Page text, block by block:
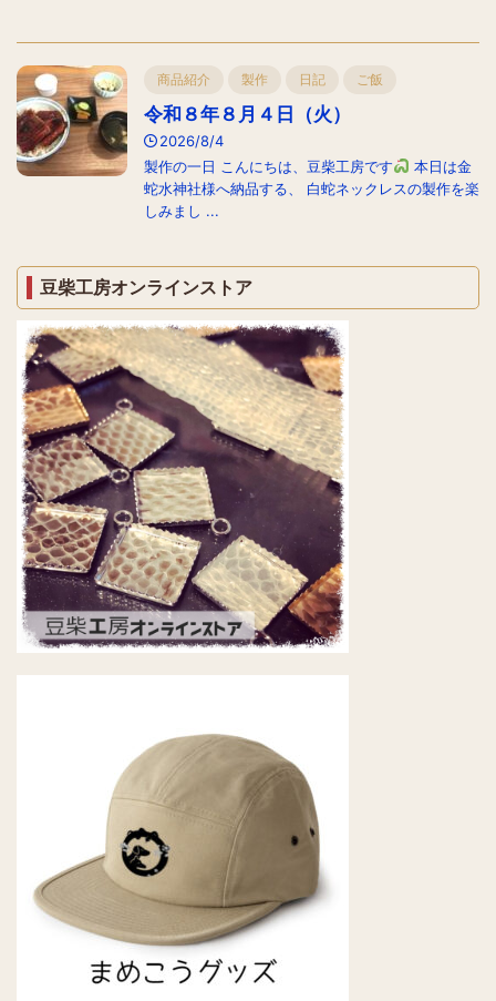
商品紹介 製作 日記 ご飯
令和８年８月４日（火）
2026/8/4
製作の一日 こんにちは、豆柴工房です
本日は金
蛇水神社様へ納品する、 白蛇ネックレスの製作を楽
しみまし ...
豆柴工房オンラインストア